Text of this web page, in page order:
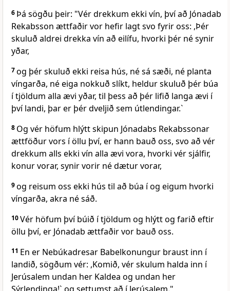
6 Þá sögðu þeir: "Vér drekkum ekki vín, því að Jónadab
Rekabsson ættfaðir vor hefir lagt svo fyrir oss: ,Þér
skuluð aldrei drekka vín að eilífu, hvorki þér né synir
yðar,
7og þér skuluð ekki reisa hús, né sá sæði, né planta
víngarða, né eiga nokkuð slíkt, heldur skuluð þér búa
í tjöldum alla ævi yðar, til þess að þér lifið langa ævi í
því landi, þar er þér dveljið sem útlendingar.`
8 Og vér höfum hlýtt skipun Jónadabs Rekabssonar
ættföður vors í öllu því, er hann bauð oss, svo að vér
drekkum alls ekki vín alla ævi vora, hvorki vér sjálfir,
konur vorar, synir vorir né dætur vorar,
9og reisum oss ekki hús til að búa í og eigum hvorki
víngarða, akra né sáð.
10Vér höfum því búið í tjöldum og hlýtt og farið eftir
öllu því, er Jónadab ættfaðir vor bauð oss.
11 En er Nebúkadresar Babelkonungur braust inn í
landið, sögðum vér: ,Komið, vér skulum halda inn í
Jerúsalem undan her Kaldea og undan her